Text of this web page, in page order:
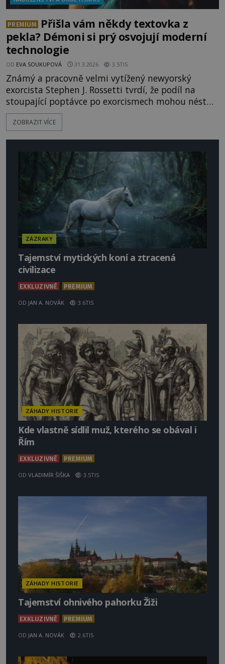
PREMIUM
Přišla vám někdy textovka z
pekla? Démoni si prý osvojují moderní
technologie
OD EVA SOUKUPOVÁ 31.3.2026 3.5TIS
Známý a pracovně velmi vytížený newyorský
exorcista Stephen J. Rossetti tvrdí, že podíl na
stoupající poptávce po exorcismech mohou nést
moderní technologie, které se démoni naučili
ovládat. Se svou obětí prý mohou komunikovat i
prý posílali textovky. Životop
ZOBRAZIT VÍCE
ZÁZRAKY
Tajemství mytických koní a ztracená
civilizace
EXKLUZIVNĚ PREMIUM
OD JAN A. NOVÁK 3.6TIS
ZÁHADY HISTORIE
Kde vlastně sídlil muž, kterého se obával i
Řím
EXKLUZIVNĚ PREMIUM
OD VLADIMÍR ŠIŠKA 3.5TIS
ZÁHADY HISTORIE
Tajemství ohnivého pahorku Žiži
EXKLUZIVNĚ PREMIUM
OD JAN A. NOVÁK 2.6TIS